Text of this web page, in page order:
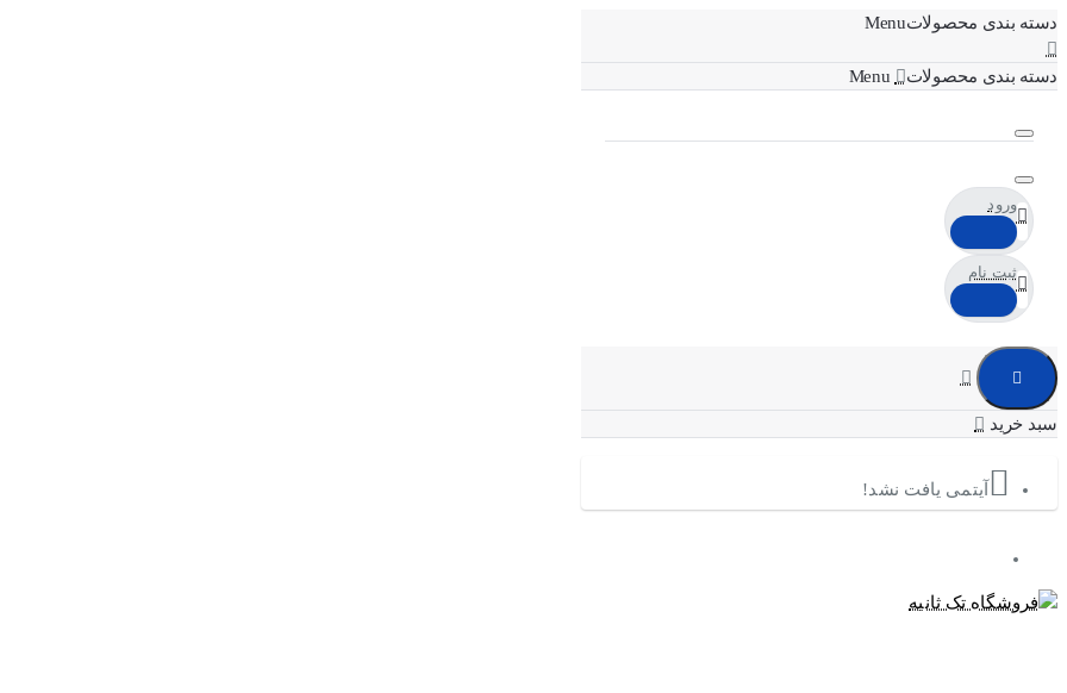
دسته بندی محصولات
دسته بندی محصولات
ورود
ثبت نام
آیتمی یافت نشد!